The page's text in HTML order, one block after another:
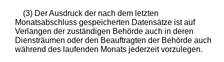
(3) Der Ausdruck der nach dem letzten
Monatsabschluss gespeicherten Datensätze ist auf
Verlangen der zuständigen Behörde auch in deren
Diensträumen oder den Beauftragten der Behörde auch
während des laufenden Monats jederzeit vorzulegen.